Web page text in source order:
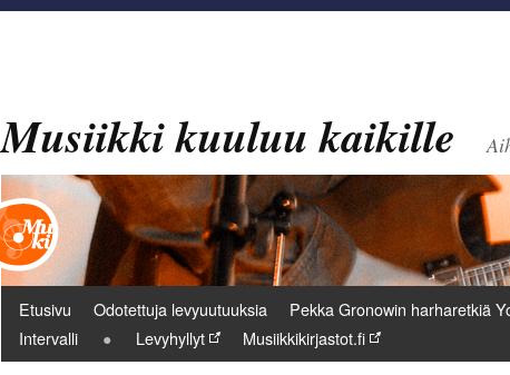
Musiikki kuuluu kaikille
Päävalikko
Etusivu Odotettuja levyuutuuksia Pekka Gronowin harharetkiä
Intervalli
Levyhyllyt Musiikkikirjastot.fi